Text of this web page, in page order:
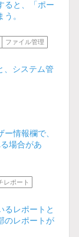
ると、「ポー
。
ファイル管理
、システム管
ー情報欄で、
場合があ
レポート
るレポートと
のレポートが